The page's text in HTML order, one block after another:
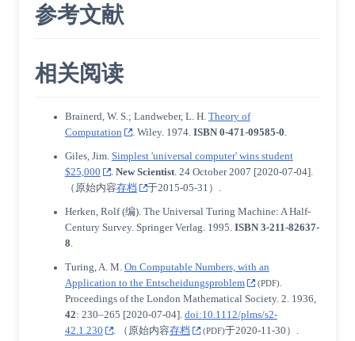
参考文献
相关阅读
Brainerd, W. S.; Landweber, L. H. Theory of
Computation
. Wiley. 1974. ISBN0-471-09585-0.
Giles, Jim. Simplest 'universal computer' wins student
$25,000
. New Scientist. 24 October 2007 [2020-07-04].
（原始内容存档 于2015-05-31）.
Herken, Rolf (编). The Universal Turing Machine: A Half-
Century Survey. Springer Verlag. 1995. ISBN3-211-82637-
8.
Turing, A. M. On Computable Numbers, with an
Application to the Entscheidungsproblem
(PDF).
Proceedings of the London Mathematical Society. 2. 1936,
42: 230–265 [2020-07-04]. doi:10.1112/plms/s2-
42.1.230
. （原始内容存档 (PDF)于2020-11-30）.